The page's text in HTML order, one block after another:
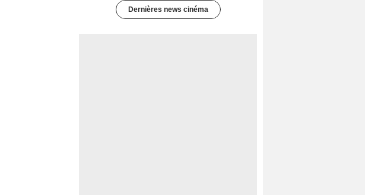
Dernières news cinéma